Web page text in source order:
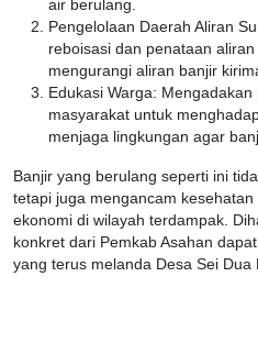
air berulang.
Pengelolaan Daerah Aliran
reboisasi dan penataan
mengurangi aliran banjir
Edukasi Warga:
masyarakat untuk
menjaga lingkungan agar
Banjir yang berulang seperti ini
tetapi juga mengancam
ekonomi di wilayah terdampak.
konkret dari Pemkab Asahan
yang terus melanda Desa Sei Dua